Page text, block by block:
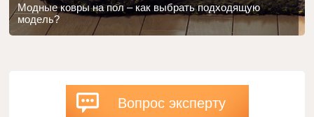
Модные ковры на пол – как выбрать подходящую
модель?
Вопрос эксперту